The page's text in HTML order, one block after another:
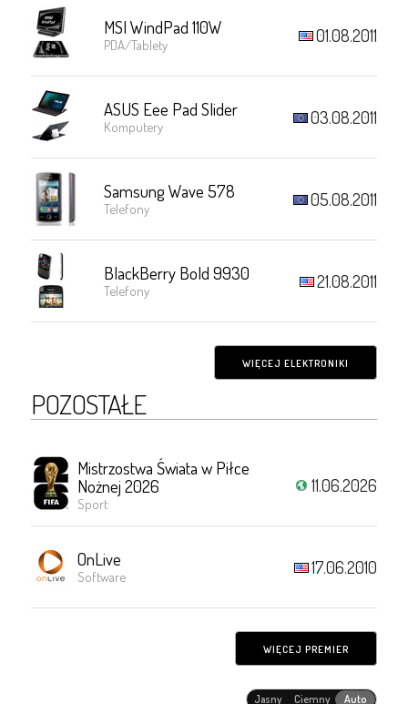
MSI WindPad 110W
PDA/Tablety 01.08.2011
ASUS Eee Pad Slider
Komputery 03.08.2011
Samsung Wave 578
Telefony 05.08.2011
BlackBerry Bold 9930
Telefony 21.08.2011
WIĘCEJ ELEKTRONIKI
POZOSTAŁE
Mistrzostwa Świata w Piłce
Nożnej 2026
Sport
11.06.2026
OnLive
Software 17.06.2010
WIĘCEJ PREMIER
Jasny Ciemny Auto